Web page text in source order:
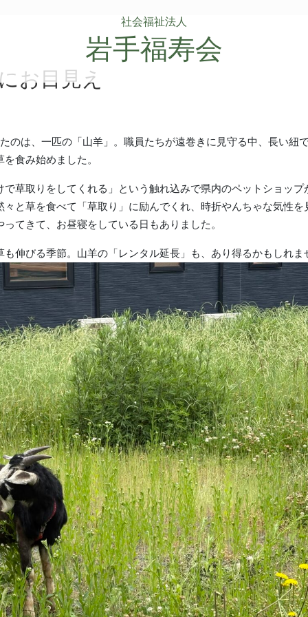
社会福祉法人
岩手福寿会
お目見え
のは、一匹の「山羊」。職員たちが遠巻きに見守る中、長い紐
食み始めました。
草取りをしてくれる」という触れ込みで県内のペットショップ
と草を食べて「草取り」に励んでくれ、時折やんちゃな気性を
てきて、お昼寝をしている日もありました。
伸びる季節。山羊の「レンタル延長」も、あり得るかもしれま